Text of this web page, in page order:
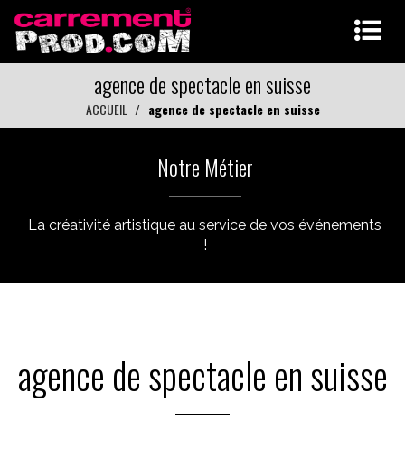
agence de spectacle en suisse
ACCUEIL agence de spectacle en suisse
Notre Métier
La créativité artistique au service de vos événements
!
agence de spectacle en suisse